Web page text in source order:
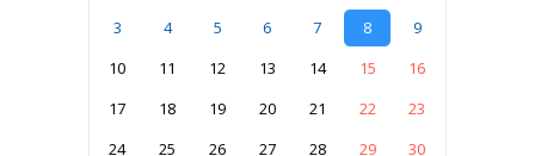
3
4 5 6 7 8
9
10
11 12 13 14 15
16
17
18 19 20 21 22
23
24
25 26 27 28 29 30